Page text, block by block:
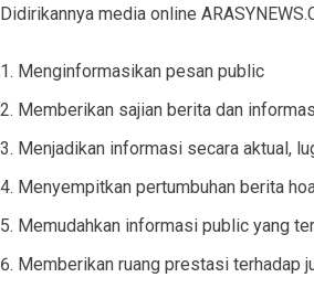
Didirikannya media online
Menginformasikan pesan public
Memberikan sajian berita dan
Menjadikan informasi secara aktual,
Menyempitkan pertumbuhan berita
Memudahkan informasi public yang
Memberikan ruang prestasi terhadap